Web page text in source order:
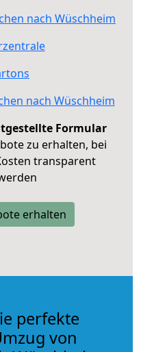
nach Wüschheim
nach Wüschheim
Formular
zu erhalten, bei
transparent
erhalten
perfekte
von